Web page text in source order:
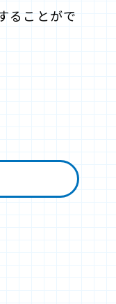
ることがで